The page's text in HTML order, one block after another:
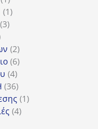
προϊόν
11
33
22
προϊόντα
66
προϊόντα
44
προϊόντα
3636
προϊόντα
11
44